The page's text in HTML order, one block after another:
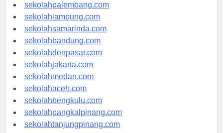
sekolahpalembang.com
sekolahlampung.com
sekolahsamarinda.com
sekolahbandung.com
sekolahdenpasar.com
sekolahjakarta.com
sekolahmedan.com
sekolahaceh.com
sekolahbengkulu.com
sekolahpangkalpinang.com
sekolahtanjungpinang.com